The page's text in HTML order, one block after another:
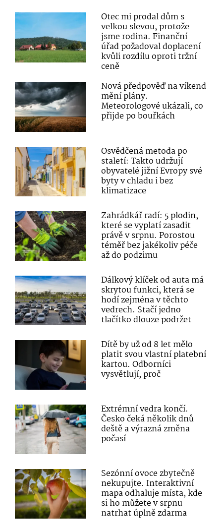
Otec mi prodal dům s
velkou slevou, protože
jsme rodina. Finanční
úřad požadoval doplacení
kvůli rozdílu oproti tržní
ceně
Nová předpověď na víkend
mění plány.
Meteorologové ukázali, co
přijde po bouřkách
Osvědčená metoda po
staletí: Takto udržují
obyvatelé jižní Evropy své
byty v chladu i bez
klimatizace
Zahrádkář radí: 5 plodin,
které se vyplatí zasadit
právě v srpnu. Porostou
téměř bez jakékoliv péče
až do podzimu
Dálkový klíček od auta má
skrytou funkci, která se
hodí zejména v těchto
vedrech. Stačí jedno
tlačítko dlouze podržet
Dítě by už od 8 let mělo
platit svou vlastní platební
kartou. Odborníci
vysvětlují, proč
Extrémní vedra končí.
Česko čeká několik dnů
deště a výrazná změna
počasí
Sezónní ovoce zbytečně
nekupujte. Interaktivní
mapa odhaluje místa, kde
si ho můžete v srpnu
natrhat úplně zdarma